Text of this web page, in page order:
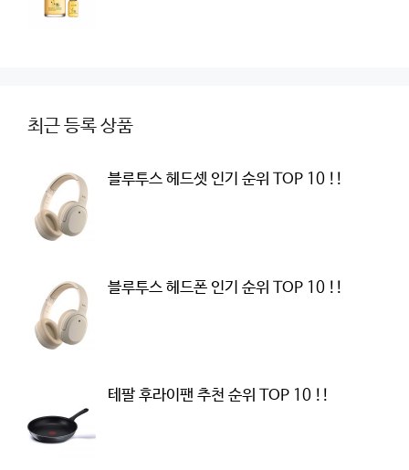
최근 등록 상품
블루투스 헤드셋 인기 순위 TOP 10 !!
블루투스 헤드폰 인기 순위 TOP 10 !!
테팔 후라이팬 추천 순위 TOP 10 !!